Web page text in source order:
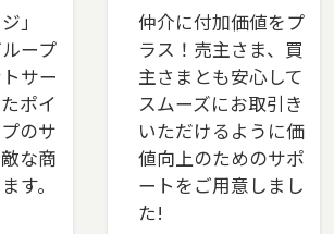
ー新宿チームが正式に店舗として
た。新宿区でお住まいのご売
ご検討の方は、是非ご相談くださ
イアル（0120-106-875）よりお気
」
ープ
サー
ポイ
のサ
な商
す。
仲介に付加価値をプ
ラス！売主さま、買
主さまとも安心して
スムーズにお取引き
いただけるように価
値向上のためのサポ
ートをご用意しまし
た!